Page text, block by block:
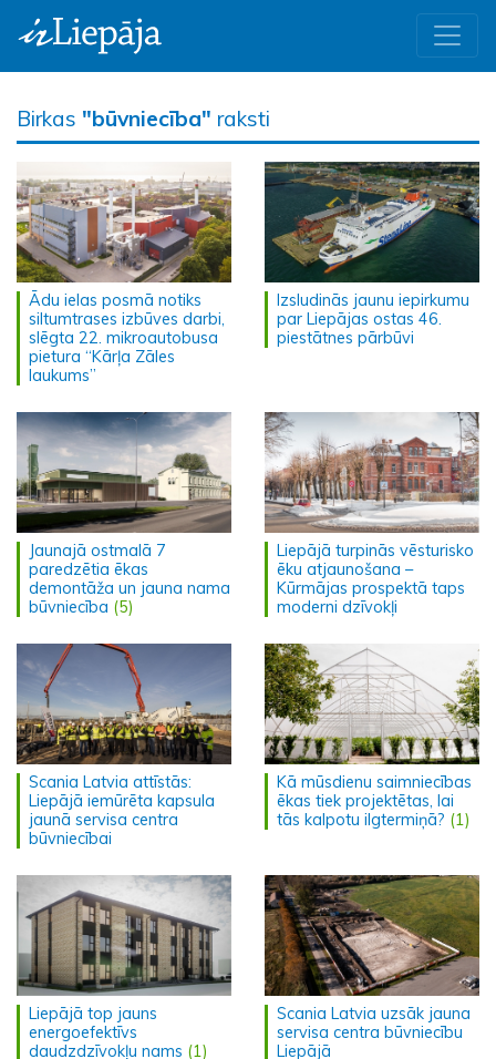
Birkas "būvniecība" raksti
Ādu ielas posmā notiks
siltumtrases izbūves darbi,
slēgta 22. mikroautobusa
pietura “Kārļa Zāles
laukums”
Izsludinās jaunu iepirkumu
par Liepājas ostas 46.
piestātnes pārbūvi
Jaunajā ostmalā 7
paredzētia ēkas
demontāža un jauna nama
būvniecība (5)
Liepājā turpinās vēsturisko
ēku atjaunošana –
Kūrmājas prospektā taps
moderni dzīvokļi
Scania Latvia attīstās:
Liepājā iemūrēta kapsula
jaunā servisa centra
būvniecībai
Kā mūsdienu saimniecības
ēkas tiek projektētas, lai
tās kalpotu ilgtermiņā? (1)
Liepājā top jauns
energoefektīvs
daudzdzīvokļu nams (1)
Scania Latvia uzsāk jauna
servisa centra būvniecību
Liepājā